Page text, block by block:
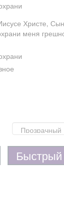
Христе,
меня
Быстрый